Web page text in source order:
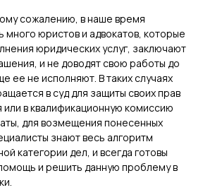
оплаты по
суммы за
сборку мебели,
за просрочку
обязательства и
вреда;
сожалению, в наше время
много юристов и адвокатов, которые
юридических услуг, заключают
и не доводят свою работы до
ее не исполняют. В таких случаях
в суд для защиты своих прав
или в квалификационную комиссию
для возмещения понесенных
знают весь алгоритм
категории дел, и всегда готовы
и решить данную проблему в